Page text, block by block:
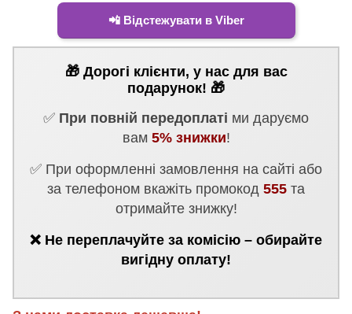
📲 Відстежувати в Viber
🎁 Дорогі клієнти, у нас для вас
подарунок! 🎁
✅ При повній передоплаті ми даруємо
вам 5% знижки!
✅ При оформленні замовлення на сайті або
за телефоном вкажіть промокод 555 та
отримайте знижку!
❌ Не переплачуйте за комісію – обирайте
вигідну оплату!